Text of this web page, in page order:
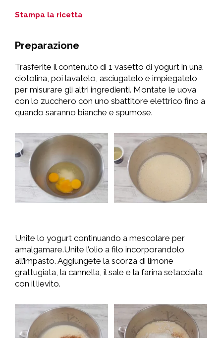
Stampa la ricetta
Preparazione
Trasferite il contenuto di 1 vasetto di yogurt in una
ciotolina, poi lavatelo, asciugatelo e impiegatelo
per misurare gli altri ingredienti. Montate le uova
con lo zucchero con uno sbattitore elettrico fino a
quando saranno bianche e spumose.
Unite lo yogurt continuando a mescolare per
amalgamare.Unite l’olio a filo incorporandolo
all’impasto. Aggiungete la scorza di limone
grattugiata, la cannella, il sale e la farina setacciata
con il lievito.